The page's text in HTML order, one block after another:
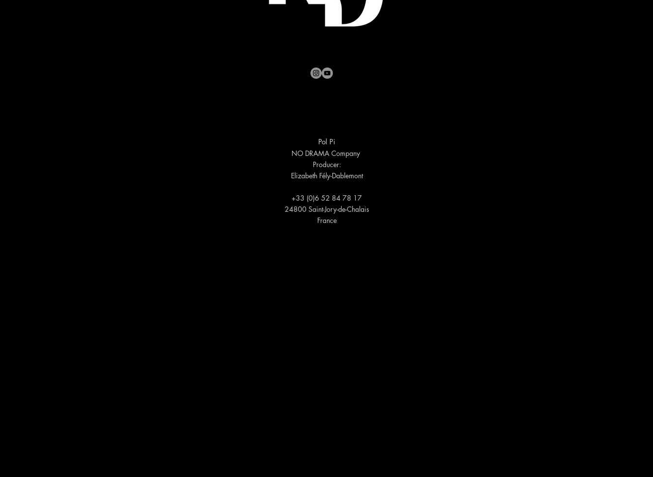
Pol Pi
NO DRAMA Company
Producer:
Elizabeth Fély-Dablemont
+33 (0)6 52 84 78 17
24800 Saint-Jory-de-Chalais
France